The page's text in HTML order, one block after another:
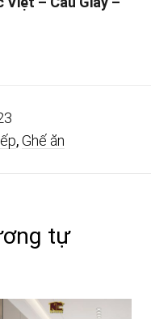
,Ghế ăn
tự